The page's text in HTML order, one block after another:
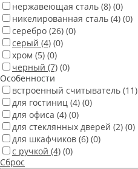
нержавеющая сталь (8) (0)
никелированная сталь (4) (0)
серебро (26) (0)
серый (4) (0)
хром (5) (0)
черный (7) (0)
Особенности
встроенный считыватель (11)
для гостиниц (4) (0)
для офиса (4) (0)
для стеклянных дверей (2) (0)
для шкафчиков (6) (0)
с ручкой (4) (0)
Сброс